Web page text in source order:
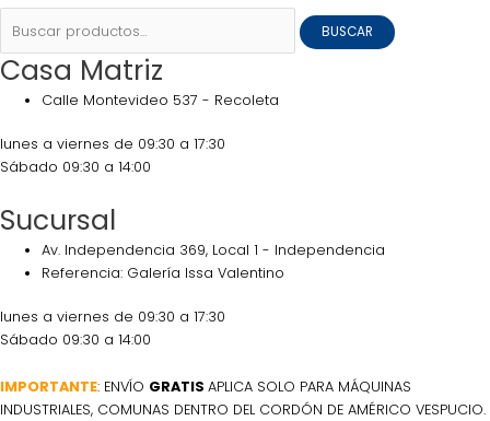
BUSCAR
Casa Matriz
Calle Montevideo 537 - Recoleta
lunes a viernes de 09:30 a 17:30
Sábado 09:30 a 14:00
Sucursal
Av. Independencia 369, Local 1 - Independencia
Referencia: Galería Issa Valentino
lunes a viernes de 09:30 a 17:30
Sábado 09:30 a 14:00
IMPORTANTE: ENVÍO GRATIS APLICA SOLO PARA MÁQUINAS
INDUSTRIALES, COMUNAS DENTRO DEL CORDÓN DE AMÉRICO VESPUCIO.